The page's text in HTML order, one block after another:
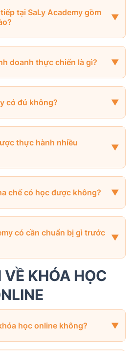
tại SaLy Academy gồm
doanh thực chiến là gì?
có đủ không?
thực hành nhiều
chế có học được không?
có cần chuẩn bị gì trước
VỀ KHÓA HỌC
học online không?